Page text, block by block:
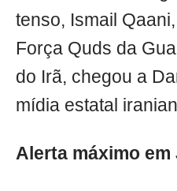
tenso, Ismail
Força Quds da
do Irã, chegou a
mídia estatal
Alerta máximo em